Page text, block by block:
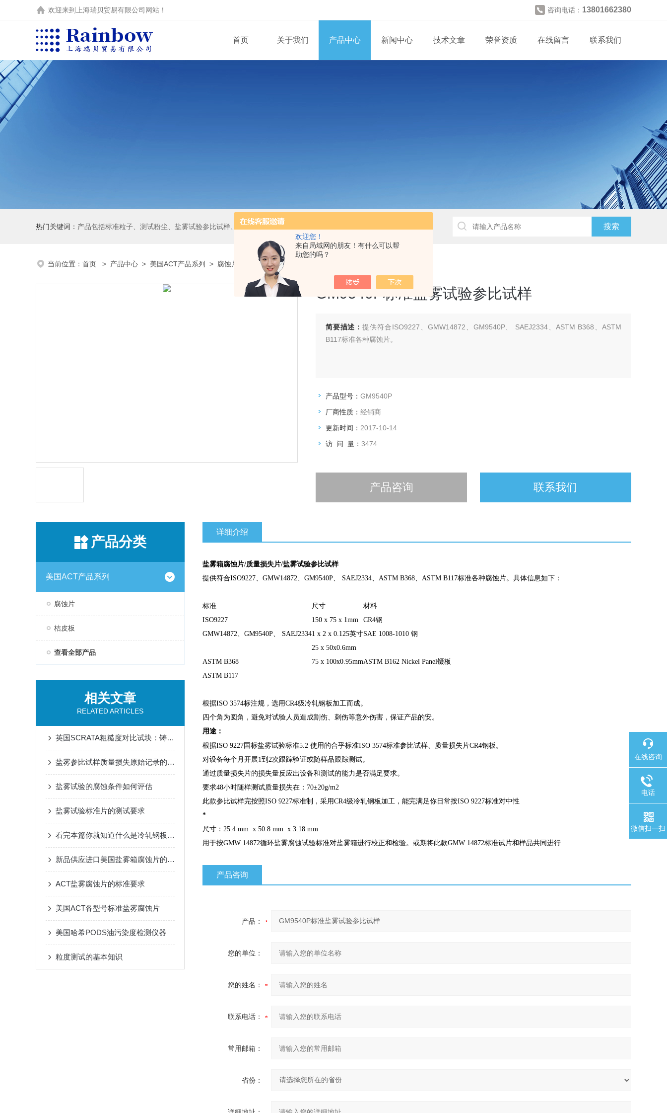
欢迎您！
来自局域网的朋友！有什么可以帮
助您的吗？
欢迎来到 上海瑞贝贸易有限公司 网站！ 咨询电话： 13801662380
首页 关于我们 产品中心 新闻中心 技术文章 荣誉资质 在线留言 联系我们
热门关键词： 产品包括标准粒子、测试粉尘、盐雾试验参比试样、橘皮板、气溶胶、清洗液等
当前位置： 首页 > 产品中心 > 美国ACT产品系列 > 腐蚀片 > GM9540PGM9540P标准盐雾试验参比试样
GM9540P标准盐雾试验参比试样
简要描述： 提供符合ISO9227、GMW14872、GM9540P、 SAEJ2334、ASTM B368、ASTM
B117标准各种腐蚀片。
产品型号： GM9540P
厂商性质： 经销商
更新时间： 2017-10-14
访 问 量： 3474
产品咨询 联系我们
产品分类
美国ACT产品系列
腐蚀片
桔皮板
查看全部产品
相关文章
RELATED ARTICLES
英国SCRATA粗糙度对比试块：铸件表面质量评估的标准化工具
盐雾参比试样质量损失原始记录的重要性
盐雾试验的腐蚀条件如何评估
盐雾试验标准片的测试要求
看完本篇你就知道什么是冷轧钢板腐蚀片了
新品供应进口美国盐雾箱腐蚀片的用途
ACT盐雾腐蚀片的标准要求
美国ACT各型号标准盐雾腐蚀片
美国哈希PODS油污染度检测仪器
粒度测试的基本知识
详细介绍
盐雾箱腐蚀片/质量损失片/盐雾试验参比试样
提供符合ISO9227、 GMW14872、 GM9540P、 SAEJ2334、 ASTM B368、 ASTM B117标准各种腐蚀片。具体信息如下：
标准 尺寸
材料
ISO9227
150 x 75 x 1mm CR4钢
GMW14872、 GM9540P、 SAEJ23341 x 2 x 0.125英寸
25 x 50x0.6mm
SAE 1008-1010 钢
ASTM B368 75 x 100x0.95mmASTM B162 Nickel Panel镊板
ASTM B117
根据ISO 3574标注规，选用CR4级冷轧钢板加工而成。
四个角为圆角，避免对试验人员造成割伤、刺伤等意外伤害，保证产品的安。
用途：
根据ISO 9227国标盐雾试验标准5.2 使用的合乎标准ISO 3574标准参比试样、质量损失片CR4钢板。
对设备每个月开展1到 2次跟踪验证或随样品跟踪测试。
通过质量损失片的损失量反应出设备和测试的能力是否满足要求。
要求48小时随样测试质量损失在： 70±20g/m2
此款参比试样完按照ISO 9227标准制，采用CR4级冷轧钢板加工，能完满足你日常按ISO 9227标准对中性
*
尺寸： 25.4 mm x 50.8 mm x 3.18 mm
用于按GMW 14872循环盐雾腐蚀试验标准对盐雾箱进行校正和检验。或期将此款GMW 14872标准试片和样品共同进行
产品咨询
产品：
您的单位：
您的姓名：
联系电话：
常用邮箱：
省份：
在线咨询
电话
微信扫一扫